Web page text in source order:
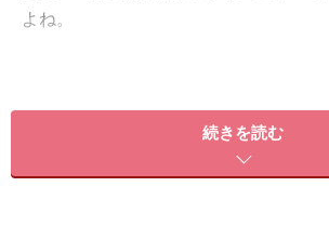
よね。
髪染めのように1回でガッツリ染まる
んが、毎日のシャンプーで徐々に染ま
ムラも、“染まった感”も出にくいと
続きを読む